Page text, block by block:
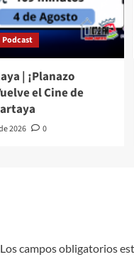
Podcast
| ¡Planazo
el Cine de
2026 0
Los campos obligatorios